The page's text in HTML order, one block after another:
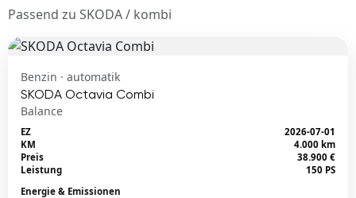
Passend zu SKODA / kombi
Benzin · automatik
SKODA Octavia Combi
Balance
EZ
2026-07-01
KM
4.000 km
Preis
38.900 €
Leistung
150 PS
Energie & Emissionen